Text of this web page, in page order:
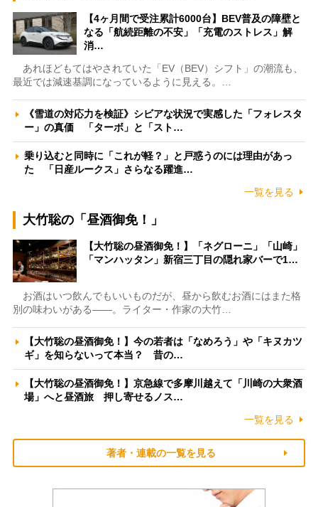
【4ヶ月間で受注累計6000台】BEV普及の障壁と
なる「航続距離の不安」「充電のストレス」解
消…
あれほどもてはやされていた「EV（BEV）シフト」の潮流も、
最近では減速基調になっているように見える。…
《雪道の対応力を検証》シビアな状況で実感した「フォレスタ
ー」の真価 「ターボ」と「スト…
乗り込むと同時に「これが軽？」と戸惑うのには理由があっ
た 「日産ルークス」さらなる躍進…
一覧を見る
大竹聡の「昼酒御免！」
【大竹聡の昼酒御免！】「ネグローニ」「山崎」
「マンハッタン」新宿三丁目の隠れ家バーで1…
お酒はいつ飲んでもいいものだが、昼から飲むお酒にはまた格
別の味わいがある――。ライター・作家の大竹…
【大竹聡の昼酒御免！】今の若者は「なめろう」や「キヌカツ
ギ」を知らないって本当？ 昔の…
【大竹聡の昼酒御免！】京急線で多摩川越えて「川崎の大衆酒
場」へと昼酒旅 押し寄せるノス…
一覧を見る
著者・連載の一覧を見る